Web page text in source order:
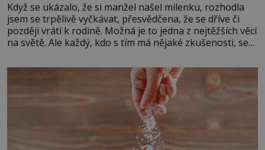
Když se ukázalo, že si manžel našel milenku, rozhodla
jsem se trpělivě vyčkávat, přesvědčena, že se dříve či
později vrátí k rodině. Možná je to jedna z nejtěžších věcí
na světě. Ale každý, kdo s tím má nějaké zkušenosti, se
Když se ke mně doneslo, že si manžel pořídil milenku,